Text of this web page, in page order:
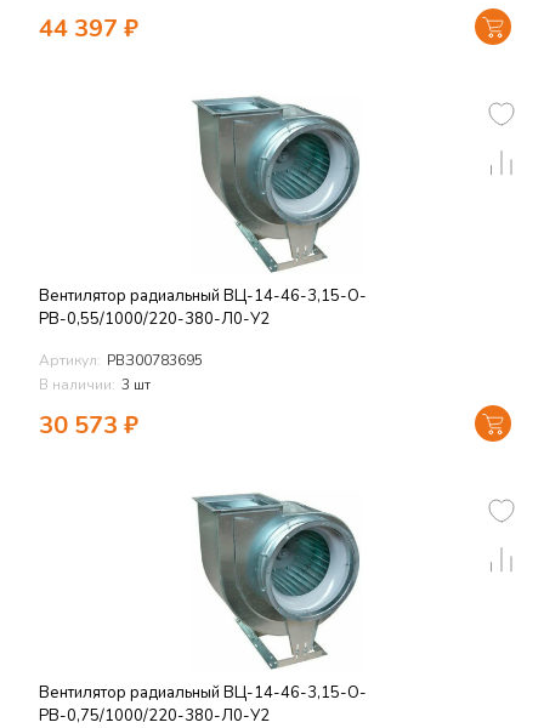
44 397 ₽
Вентилятор радиальный ВЦ-14-46-3,15-О-
РВ-0,55/1000/220-380-Л0-У2
Артикул: РВЗ00783695
В наличии: 3 шт
30 573 ₽
Вентилятор радиальный ВЦ-14-46-3,15-О-
РВ-0,75/1000/220-380-Л0-У2